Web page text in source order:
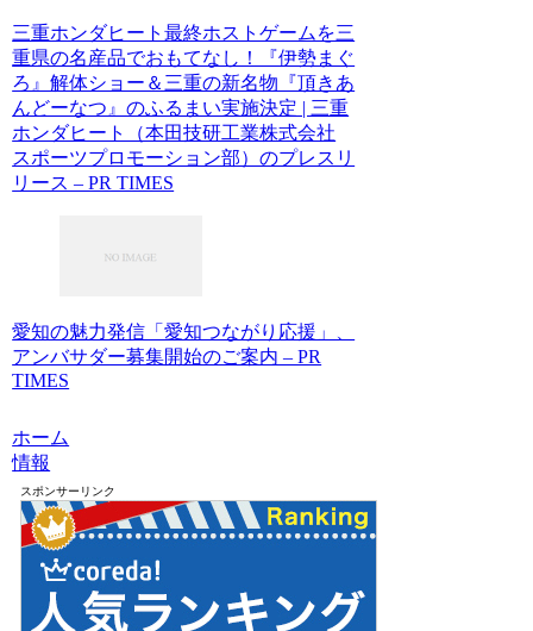
三重ホンダヒート最終ホストゲームを三
重県の名産品でおもてなし！『伊勢まぐ
ろ』解体ショー＆三重の新名物『頂きあ
んどーなつ』のふるまい実施決定 | 三重
ホンダヒート（本田技研工業株式会社
スポーツプロモーション部）のプレスリ
リース – PR TIMES
愛知の魅力発信「愛知つながり応援」、
アンバサダー募集開始のご案内 – PR
TIMES
ホーム
情報
スポンサーリンク